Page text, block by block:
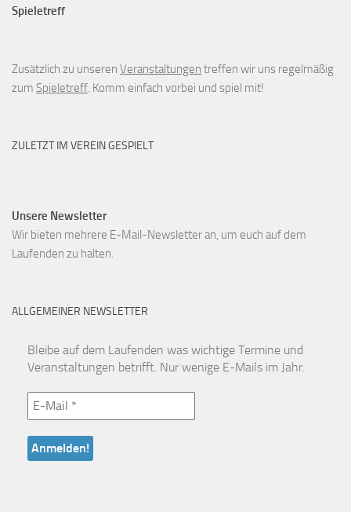
Spieletreff
Zusätzlich zu unseren Veranstaltungen treffen wir uns regelmäßig
zum Spieletreff. Komm einfach vorbei und spiel mit!
ZULETZT IM VEREIN GESPIELT
Unsere Newsletter
Wir bieten mehrere E-Mail-Newsletter an, um euch auf dem
Laufenden zu halten.
ALLGEMEINER NEWSLETTER
Bleibe auf dem Laufenden was wichtige Termine und
Veranstaltungen betrifft. Nur wenige E-Mails im Jahr.